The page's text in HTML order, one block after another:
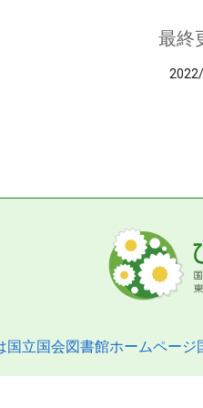
最終
国立国会図書館ホームページ